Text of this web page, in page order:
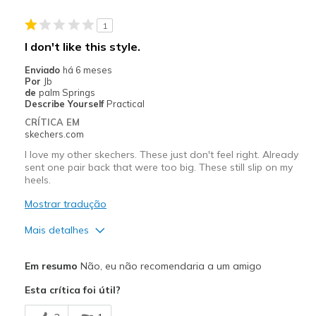
Melhores utilizações
Going Out
Travel
Width
Sizing
Feels true to size
View On Shoes
1
I don't like this style.
Enviado há 6 meses
Por Jb
de palm Springs
Describe Yourself Practical
CRÍTICA EM
skechers.com
I love my other skechers. These just don't feel right. Already
sent one pair back that were too big. These still slip on my
heels.
Mostrar tradução
Mais detalhes
Melhores utilizações
Em resumo Não, eu não recomendaria a um amigo
Esta crítica foi útil?